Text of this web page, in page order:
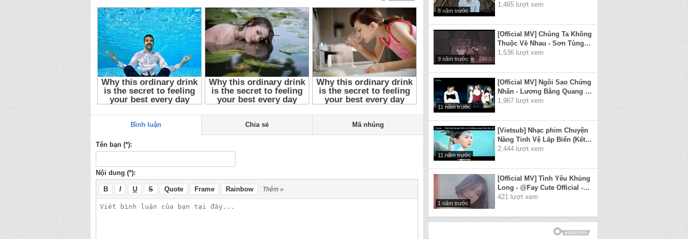
Bình luận Chia sẻ Mã nhúng
Tên bạn (*):
Nội dung (*):
B I U S Quote Frame Rainbow Thêm »
8 năm trước
1,465 lượt xem
9 năm trước
[Official MV] Chúng Ta Không
Thuộc Về Nhau - Sơn Tùng
M-TP
1,536 lượt xem
11 năm trước
[Official MV] Ngôi Sao Chứng
Nhân - Lương Bằng Quang ft.
Kim Lê Quyên
1,967 lượt xem
11 năm trước
[Vietsub] Nhạc phim Chuyện
Nàng Tinh Vệ Lấp Biển (Kết
thúc)
2,444 lượt xem
1 năm trước
[Official MV] Tình Yêu Khủng
Long - @Fay Cute Official -
Chung Thanh Duy
421 lượt xem